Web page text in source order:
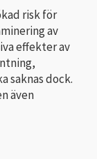
risk för
av
effekter av
saknas dock.
även